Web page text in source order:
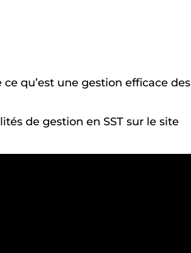
qu’est une gestion efficace des
de gestion en SST sur le site